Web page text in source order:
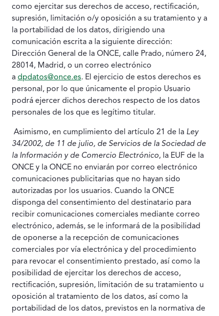
como ejercitar sus derechos de acceso, rectificación,
supresión, limitación o/y oposición a su tratamiento y a
la portabilidad de los datos, dirigiendo una
comunicación escrita a la siguiente dirección:
Dirección General de la ONCE, calle Prado, número 24,
28014, Madrid, o un correo electrónico
a dpdatos@once.es. El ejercicio de estos derechos es
personal, por lo que únicamente el propio Usuario
podrá ejercer dichos derechos respecto de los datos
personales de los que es legítimo titular.
Asimismo, en cumplimiento del artículo 21 de la Ley
34/2002, de 11 de julio, de Servicios de la Sociedad de
la Información y de Comercio Electrónico, la EUF de la
ONCE y la ONCE no enviarán por correo electrónico
comunicaciones publicitarias que no hayan sido
autorizadas por los usuarios. Cuando la ONCE
disponga del consentimiento del destinatario para
recibir comunicaciones comerciales mediante correo
electrónico, además, se le informará de la posibilidad
de oponerse a la recepción de comunicaciones
comerciales por vía electrónica y del procedimiento
para revocar el consentimiento prestado, así como la
posibilidad de ejercitar los derechos de acceso,
rectificación, supresión, limitación de su tratamiento u
oposición al tratamiento de los datos, así como la
portabilidad de los datos, previstos en la normativa de